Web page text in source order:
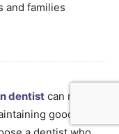
and families
dentist can make a
good oral